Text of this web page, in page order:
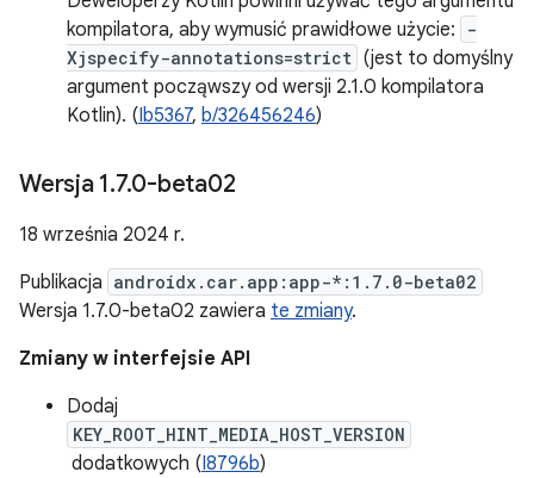
kompilatora, aby wymusić prawidłowe użycie:
-
Xjspecify-annotations=strict (jest to domyślny
argument począwszy od wersji 2.1.0 kompilatora
Kotlin). (Ib5367, b/326456246)
Wersja 1.7.0-beta02
18 września 2024 r.
Publikacja androidx.car.app:app-*:1.7.0-beta02
Wersja 1.7.0-beta02 zawiera te zmiany.
Zmiany w interfejsie API
Dodaj
KEY_ROOT_HINT_MEDIA_HOST_VERSION
dodatkowych (I8796b)